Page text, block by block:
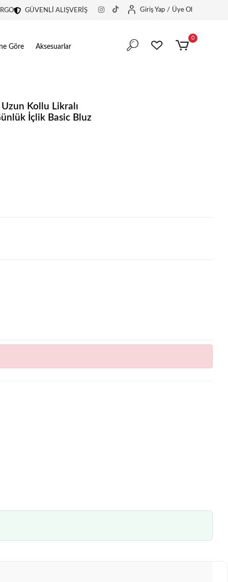
GÜVENLİ ALIŞVERİŞ Giriş Yap / Üye Ol
Göre Aksesuarlar
0
Kollu Likralı
İçlik Basic Bluz
biri.